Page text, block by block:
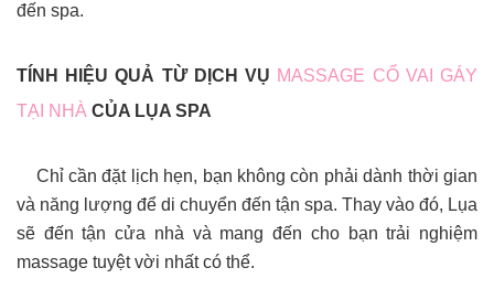
đến spa.
TÍNH HIỆU QUẢ TỪ DỊCH VỤ MASSAGE CỔ VAI GÁY
TẠI NHÀ CỦA LỤA SPA
Chỉ cần đặt lịch hẹn, bạn không còn phải dành thời gian
và năng lượng để di chuyển đến tận spa. Thay vào đó, Lụa
sẽ đến tận cửa nhà và mang đến cho bạn trải nghiệm
massage tuyệt vời nhất có thể.